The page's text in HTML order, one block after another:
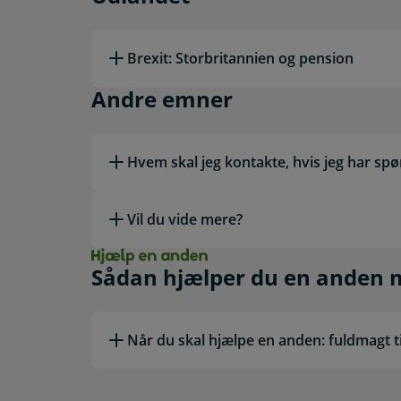
Brexit: Storbritannien og pension
Andre emner
Andre emner
Hvem skal jeg kontakte, hvis jeg har
Vil du vide mere?
Hjælp en anden.
Sådan hjælper du en anden
Når du skal hjælpe en anden: fuldmagt